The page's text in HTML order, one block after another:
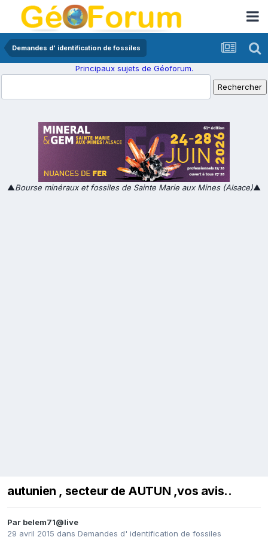
Demandes d' identification de fossiles
Principaux sujets de Géoforum.
▲Bourse minéraux et fossiles de Sainte Marie aux Mines (Alsace)▲
autunien , secteur de AUTUN ,vos avis..
Par belem71@live
29 avril 2015 dans Demandes d' identification de fossiles